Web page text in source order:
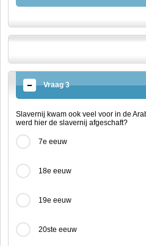
Vraag 3
Slavernij kwam ook veel voor in de
werd hier de slavernij afgeschaft?
7e eeuw
18e eeuw
19e eeuw
20ste eeuw